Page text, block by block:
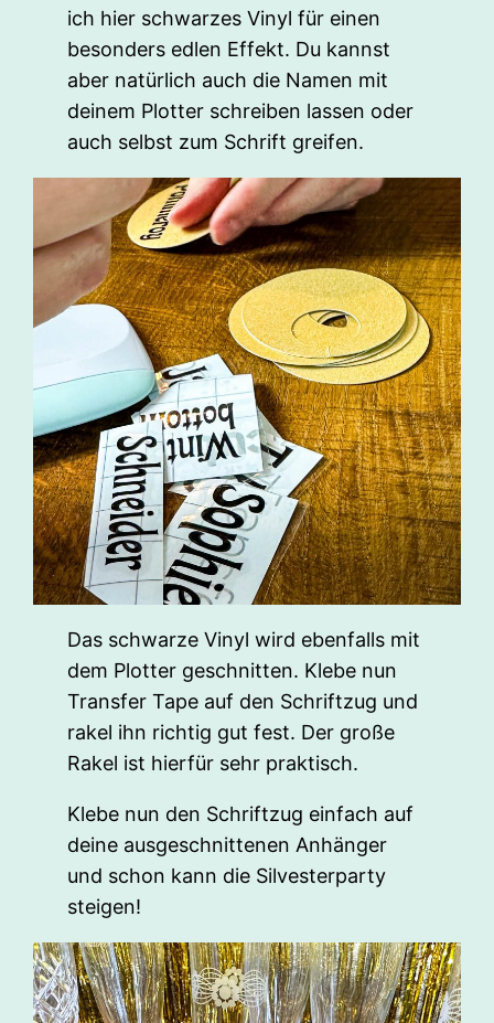
ich hier schwarzes Vinyl für einen
besonders edlen Effekt. Du kannst
aber natürlich auch die Namen mit
deinem Plotter schreiben lassen oder
auch selbst zum Schrift greifen.
Das schwarze Vinyl wird ebenfalls mit
dem Plotter geschnitten. Klebe nun
Transfer Tape auf den Schriftzug und
rakel ihn richtig gut fest. Der große
Rakel ist hierfür sehr praktisch.
Klebe nun den Schriftzug einfach auf
deine ausgeschnittenen Anhänger
und schon kann die Silvesterparty
steigen!